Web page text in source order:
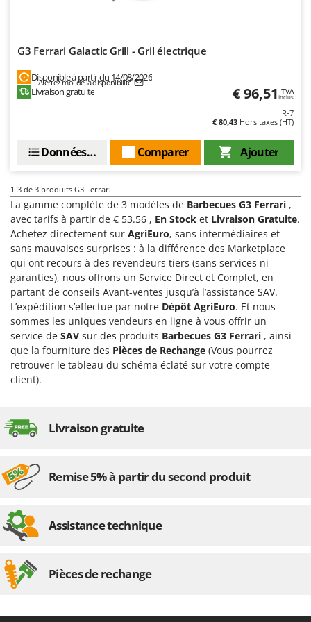
Filets pour la Récolte des olives
Filtres pour vin et huile
Floconneuses
Fours d'extérieur - intérieur pour pizza et cuisine
Fraises à neige
Fraises rotatives pour tracteur
Friteuses sans huile
G
Générateurs d'air chaud
Godets à terre basculants pour tracteur
Groupes électrogènes
Gyrobroyeurs à lame pour tracteur
H
Haches - Cognées et Hachettes
Herses à Dents
L
Lames à neige
Lave-vitres
M
Cruccolini
CTEK
Deca
Di Martino
Diavola Pro
Diesse
Docma
Dominion
Dreame
E
EcoFlow
Edilmark
Effeuno
Elegen
Enotecnica Pillan
Eurosystems
F
FAC
Famag
G3 Ferrari Galactic Grill - Gril électrique
Disponible à partir du 14/08/2026
Alertez-moi de la disponibilité
Livraison gratuite € 96,51 TVA
Inclus
R-7
€ 80,43 Hors taxes (HT)
Ajouter
Comparer
Données techniques
1-3 de 3 produits G3 Ferrari
La gamme complète de 3 modèles de Barbecues G3 Ferrari ,
avec tarifs à partir de € 53.56 , En Stock et Livraison Gratuite.
Achetez directement sur AgriEuro, sans intermédiaires et
sans mauvaises surprises : à la différence des Marketplace
qui ont recours à des revendeurs tiers (sans services ni
garanties), nous offrons un Service Direct et Complet, en
partant de conseils Avant-ventes jusqu’à l’assistance SAV.
L’expédition s’effectue par notre Dépôt AgriEuro. Et nous
sommes les uniques vendeurs en ligne à vous offrir un
service de SAV sur des produits Barbecues G3 Ferrari , ainsi
que la fourniture des Pièces de Rechange (Vous pourrez
retrouver le tableau du schéma éclaté sur votre compte
client).
Livraison gratuite
Remise 5% à partir du second produit
Assistance technique
Pièces de rechange